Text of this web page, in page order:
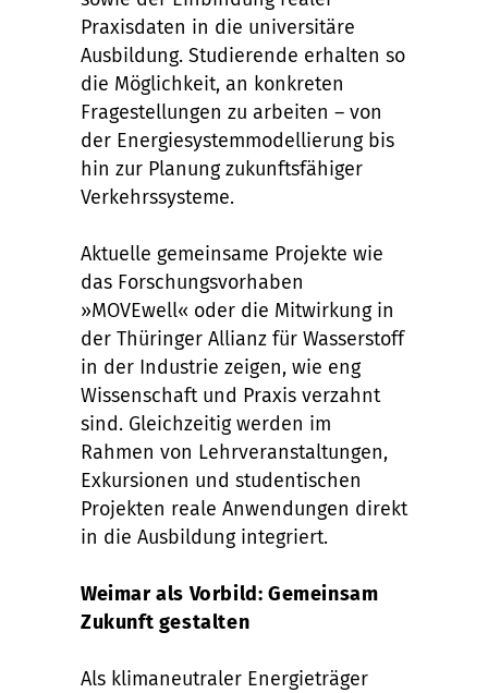
Praxisdaten in die universitäre
Ausbildung. Studierende erhalten so
die Möglichkeit, an konkreten
Fragestellungen zu arbeiten – von
der Energiesystemmodellierung bis
hin zur Planung zukunftsfähiger
Verkehrssysteme.
Aktuelle gemeinsame Projekte wie
das Forschungsvorhaben
»MOVEwell« oder die Mitwirkung in
der Thüringer Allianz für Wasserstoff
in der Industrie zeigen, wie eng
Wissenschaft und Praxis verzahnt
sind. Gleichzeitig werden im
Rahmen von Lehrveranstaltungen,
Exkursionen und studentischen
Projekten reale Anwendungen direkt
in die Ausbildung integriert.
Weimar als Vorbild: Gemeinsam
Zukunft gestalten
Als klimaneutraler Energieträger